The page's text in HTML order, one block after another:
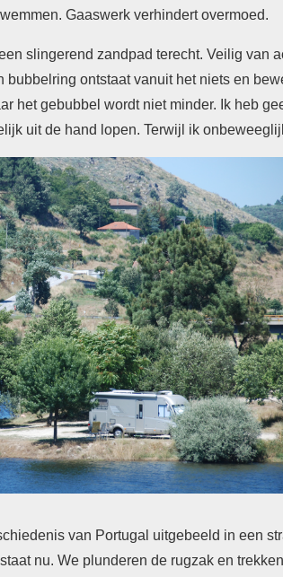
Gaaswerk verhindert overmoed.
slingerend zandpad terecht. Veilig van
bubbelring ontstaat vanuit het niets en
het gebubbel wordt niet minder. Ik heb
uit de hand lopen. Terwijl ik
van Portugal uitgebeeld in een
nu. We plunderen de rugzak en